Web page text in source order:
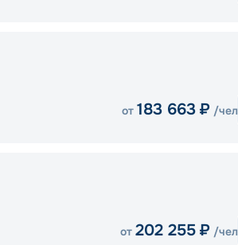
от 183 663 ₽ /чел
от 202 255 ₽ /чел